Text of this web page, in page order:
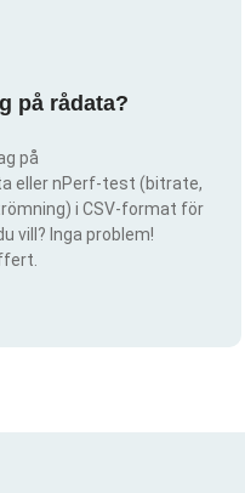
på rådata?
på
eller nPerf-test (bitrate,
i CSV-format för
vill? Inga problem!